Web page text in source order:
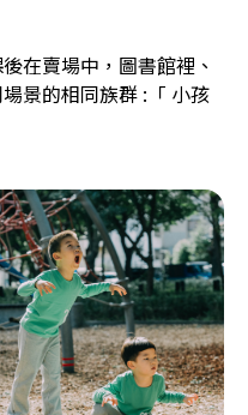
在賣場中，圖書館裡、
景的相同族群 :「 小孩